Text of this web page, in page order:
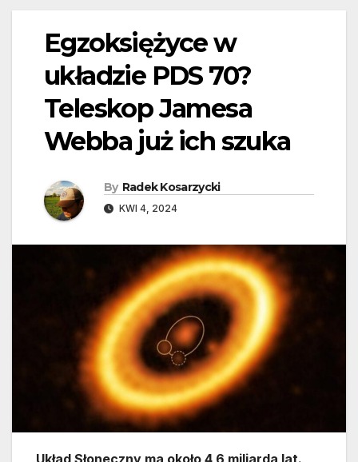
Egzoksiężyce w
układzie PDS 70?
Teleskop Jamesa
Webba już ich szuka
By Radek Kosarzycki
KWI 4, 2024